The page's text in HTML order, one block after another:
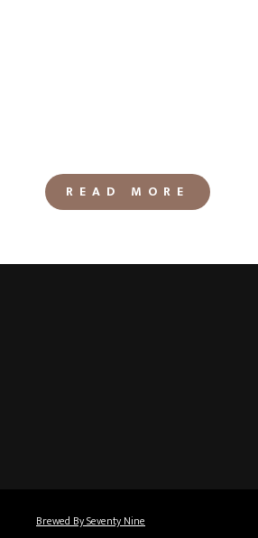
READ MORE
Brewed By Seventy Nine